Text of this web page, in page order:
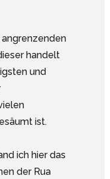
handelt
und
ist.
ich hier das
der Rua